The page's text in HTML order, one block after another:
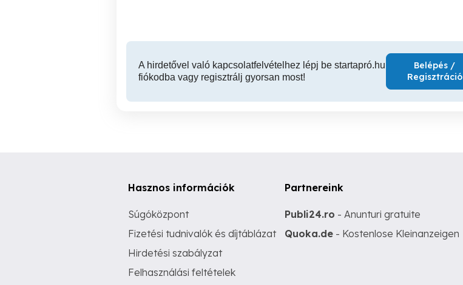
A hirdetővel való kapcsolatfelvételhez lépj be startapró.hu
fiókodba vagy regisztrálj gyorsan most!
Belépés /
Regisztráció
Hasznos információk
Súgóközpont
Fizetési tudnivalók és díjtáblázat
Hirdetési szabályzat
Felhasználási feltételek
Partnereink
Publi24.ro - Anunturi gratuite
Quoka.de - Kostenlose Kleinanzeigen